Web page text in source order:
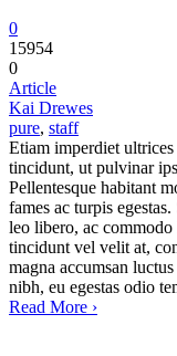
0
15954
0
Article
Kai Drewes
pure, staff
Etiam imperdiet
tincidunt, ut pulvinar
Pellentesque habitant
fames ac turpis
leo libero, ac
tincidunt vel velit at,
magna accumsan
nibh, eu egestas odio
Read More ›